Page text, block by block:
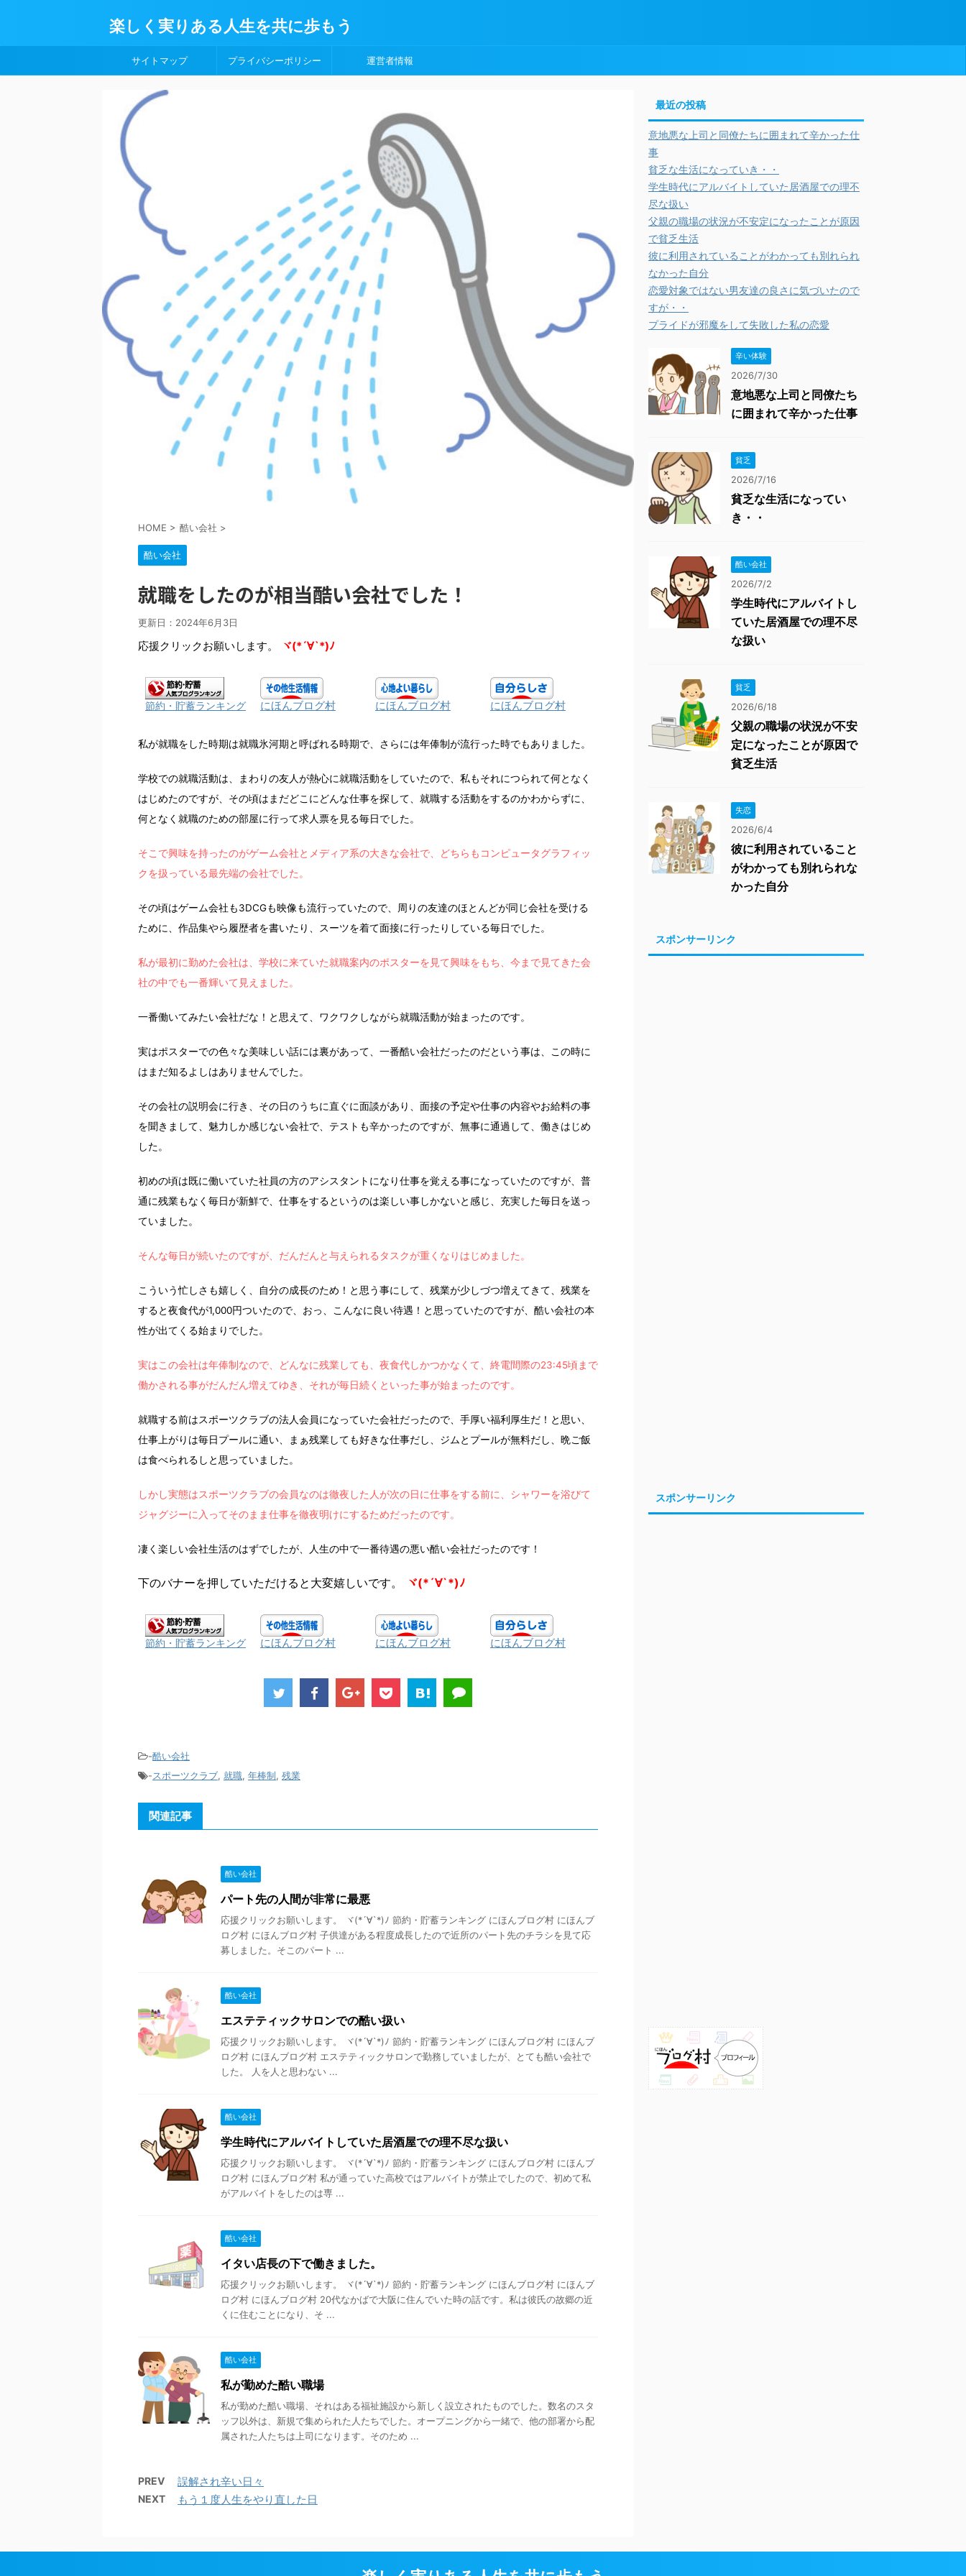
楽しく実りある人生を共に歩もう
サイトマップ プライバシーポリシー 運営者情報
HOME > 酷い会社 >
酷い会社
就職をしたのが相当酷い会社でした！
更新日： 2024年6月3日
応援クリックお願いします。 ヾ(*´∀`*)ﾉ
節約・貯蓄ランキング にほんブログ村 にほんブログ村 にほんブログ村
私が就職をした時期は就職氷河期と呼ばれる時期で、さらには年俸制が流行った時でもありました。
学校での就職活動は、まわりの友人が熱心に就職活動をしていたので、私もそれにつられて何となく
はじめたのですが、その頃はまだどこにどんな仕事を探して、就職する活動をするのかわからずに、
何となく就職のための部屋に行って求人票を見る毎日でした。
そこで興味を持ったのがゲーム会社とメディア系の大きな会社で、どちらもコンピュータグラフィッ
クを扱っている最先端の会社でした。
その頃はゲーム会社も3DCGも映像も流行っていたので、周りの友達のほとんどが同じ会社を受ける
ために、作品集やら履歴者を書いたり、スーツを着て面接に行ったりしている毎日でした。
私が最初に勤めた会社は、学校に来ていた就職案内のポスターを見て興味をもち、今まで見てきた会
社の中でも一番輝いて見えました。
一番働いてみたい会社だな！と思えて、ワクワクしながら就職活動が始まったのです。
実はポスターでの色々な美味しい話には裏があって、一番酷い会社だったのだという事は、この時に
はまだ知るよしはありませんでした。
その会社の説明会に行き、その日のうちに直ぐに面談があり、面接の予定や仕事の内容やお給料の事
を聞きまして、魅力しか感じない会社で、テストも辛かったのですが、無事に通過して、働きはじめ
した。
初めの頃は既に働いていた社員の方のアシスタントになり仕事を覚える事になっていたのですが、普
通に残業もなく毎日が新鮮で、仕事をするというのは楽しい事しかないと感じ、充実した毎日を送っ
ていました。
そんな毎日が続いたのですが、だんだんと与えられるタスクが重くなりはじめました。
こういう忙しさも嬉しく、自分の成長のため！と思う事にして、残業が少しづつ増えてきて、残業を
すると夜食代が1,000円ついたので、おっ、こんなに良い待遇！と思っていたのですが、酷い会社の本
性が出てくる始まりでした。
実はこの会社は年俸制なので、どんなに残業しても、夜食代しかつかなくて、終電間際の23:45頃まで
働かされる事がだんだん増えてゆき、それが毎日続くといった事が始まったのです。
就職する前はスポーツクラブの法人会員になっていた会社だったので、手厚い福利厚生だ！と思い、
仕事上がりは毎日プールに通い、まぁ残業しても好きな仕事だし、ジムとプールが無料だし、晩ご飯
は食べられるしと思っていました。
しかし実態はスポーツクラブの会員なのは徹夜した人が次の日に仕事をする前に、シャワーを浴びて
ジャグジーに入ってそのまま仕事を徹夜明けにするためだったのです。
凄く楽しい会社生活のはずでしたが、人生の中で一番待遇の悪い酷い会社だったのです！
下のバナーを押していただけると大変嬉しいです。 ヾ(*´∀`*)ﾉ
節約・貯蓄ランキング にほんブログ村 にほんブログ村 にほんブログ村
-酷い会社
-スポーツクラブ, 就職, 年棒制, 残業
関連記事
酷い会社
パート先の人間が非常に最悪
応援クリックお願いします。 ヾ(*´∀`*)ﾉ 節約・貯蓄ランキング にほんブログ村 にほんブ
ログ村 にほんブログ村 子供達がある程度成長したので近所のパート先のチラシを見て応
募しました。そこのパート ...
酷い会社
エステティックサロンでの酷い扱い
応援クリックお願いします。 ヾ(*´∀`*)ﾉ 節約・貯蓄ランキング にほんブログ村 にほんブ
ログ村 にほんブログ村 エステティックサロンで勤務していましたが、とても酷い会社で
した。 人を人と思わない ...
酷い会社
学生時代にアルバイトしていた居酒屋での理不尽な扱い
応援クリックお願いします。 ヾ(*´∀`*)ﾉ 節約・貯蓄ランキング にほんブログ村 にほんブ
ログ村 にほんブログ村 私が通っていた高校ではアルバイトが禁止でしたので、初めて私
がアルバイトをしたのは専 ...
酷い会社
イタい店長の下で働きました。
応援クリックお願いします。 ヾ(*´∀`*)ﾉ 節約・貯蓄ランキング にほんブログ村 にほんブ
ログ村 にほんブログ村 20代なかばで大阪に住んでいた時の話です。私は彼氏の故郷の近
くに住むことになり、そ ...
酷い会社
私が勤めた酷い職場
私が勤めた酷い職場、それはある福祉施設から新しく設立されたものでした。数名のスタ
ッフ以外は、新規で集められた人たちでした。オープニングから一緒で、他の部署から配
属された人たちは上司になります。そのため ...
PREV 誤解され辛い日々
NEXT もう１度人生をやり直した日
最近の投稿
意地悪な上司と同僚たちに囲まれて辛かった仕
事
貧乏な生活になっていき・・
学生時代にアルバイトしていた居酒屋での理不
尽な扱い
父親の職場の状況が不安定になったことが原因
で貧乏生活
彼に利用されていることがわかっても別れられ
なかった自分
恋愛対象ではない男友達の良さに気づいたので
すが・・
プライドが邪魔をして失敗した私の恋愛
辛い体験
2026/7/30
意地悪な上司と同僚たち
に囲まれて辛かった仕事
貧乏
2026/7/16
貧乏な生活になってい
き・・
酷い会社
2026/7/2
学生時代にアルバイトし
ていた居酒屋での理不尽
な扱い
貧乏
2026/6/18
父親の職場の状況が不安
定になったことが原因で
貧乏生活
失恋
2026/6/4
彼に利用されていること
がわかっても別れられな
かった自分
スポンサーリンク
スポンサーリンク